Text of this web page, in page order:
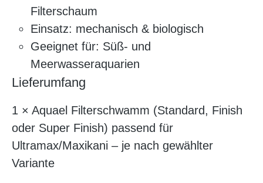
Filterschaum
Einsatz: mechanisch & biologisch
Geeignet für: Süß- und
Meerwasseraquarien
Lieferumfang
1 × Aquael Filterschwamm (Standard, Finish
oder Super Finish) passend für
Ultramax/Maxikani – je nach gewählter
Variante